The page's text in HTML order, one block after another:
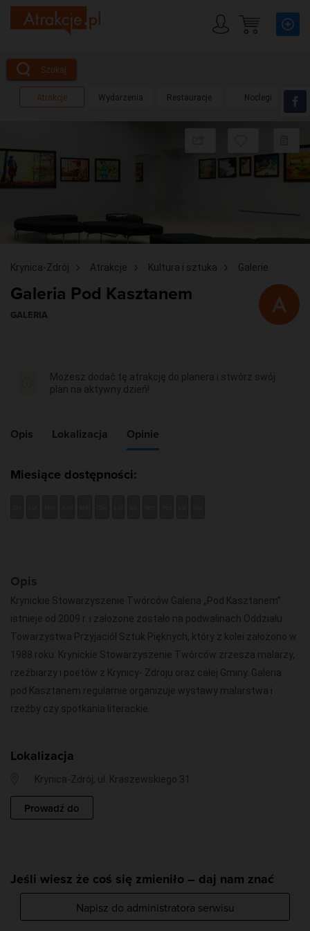
Szukaj
Atrakcje Wydarzenia Restauracje Noclegi
do
Krynica-Zdrój Atrakcje Kultura i sztuka Galerie
Galeria Pod Kasztanem
GALERIA
Możesz dodać tę atrakcję do planera i stwórz swój
plan na aktywny dzień!
Opis Lokalizacja Opinie
Miesiące dostępności:
Opis
Krynickie Stowarzyszenie Twórców Galeria „Pod Kasztanem”
istnieje od 2009 r. i założone zostało na podwalinach Oddziału
Towarzystwa Przyjaciół Sztuk Pięknych, który z kolei założono w
1988 roku. Krynickie Stowarzyszenie Twórców zrzesza malarzy,
rzeźbiarzy i poetów z Krynicy- Zdroju oraz całej Gminy. Galeria
pod Kasztanem regularnie organizuje wystawy malarstwa i
rzeźby czy spotkania literackie.
Lokalizacja
Krynica-Zdrój, ul. Kraszewskiego 31
Prowadź do
Jeśli wiesz że coś się zmieniło – daj nam znać
Napisz do administratora serwisu